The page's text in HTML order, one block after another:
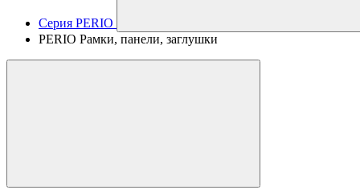
Серия PERIO
PERIO Рамки, панели, заглушки